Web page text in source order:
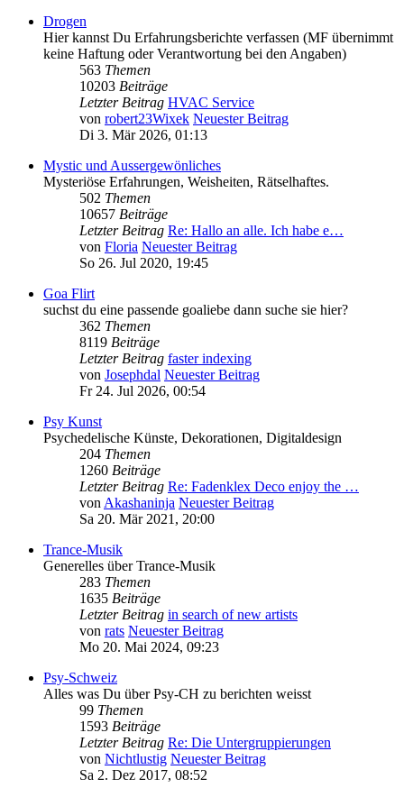
Drogen
Hier kannst Du Erfahrungsberichte verfassen (MF übernimmt
keine Haftung oder Verantwortung bei den Angaben)
563 Themen
10203 Beiträge
Letzter Beitrag HVAC Service
von robert23Wixek Neuester Beitrag
Di 3. Mär 2026, 01:13
Mystic und Aussergewönliches
Mysteriöse Erfahrungen, Weisheiten, Rätselhaftes.
502 Themen
10657 Beiträge
Letzter Beitrag Re: Hallo an alle. Ich habe e…
von Floria Neuester Beitrag
So 26. Jul 2020, 19:45
Goa Flirt
suchst du eine passende goaliebe dann suche sie hier?
362 Themen
8119 Beiträge
Letzter Beitrag faster indexing
von Josephdal Neuester Beitrag
Fr 24. Jul 2026, 00:54
Psy Kunst
Psychedelische Künste, Dekorationen, Digitaldesign
204 Themen
1260 Beiträge
Letzter Beitrag Re: Fadenklex Deco enjoy the …
vonAkashaninja Neuester Beitrag
Sa 20. Mär 2021, 20:00
Trance-Musik
Generelles über Trance-Musik
283 Themen
1635 Beiträge
Letzter Beitrag in search of new artists
von rats Neuester Beitrag
Mo 20. Mai 2024, 09:23
Psy-Schweiz
Alles was Du über Psy-CH zu berichten weisst
99 Themen
1593 Beiträge
Letzter Beitrag Re: Die Untergruppierungen
von Nichtlustig Neuester Beitrag
Sa 2. Dez 2017, 08:52